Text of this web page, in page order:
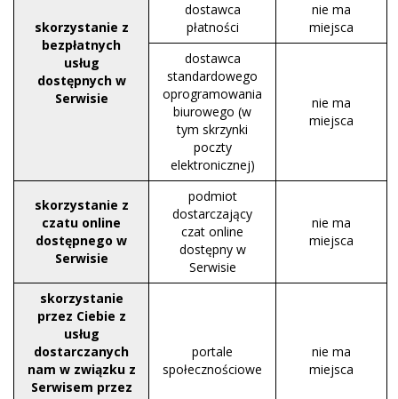
skorzystanie z
bezpłatnych
usług
dostępnych w
Serwisie
dostawca
płatności
nie ma
miejsca
dostawca
standardowego
oprogramowania
biurowego (w
tym skrzynki
poczty
elektronicznej)
nie ma
miejsca
skorzystanie z
czatu online
dostępnego w
Serwisie
podmiot
dostarczający
czat online
dostępny w
Serwisie
nie ma
miejsca
skorzystanie
przez Ciebie z
usług
dostarczanych
nam w związku z
Serwisem przez
portale
społecznościowe
nie ma
miejsca